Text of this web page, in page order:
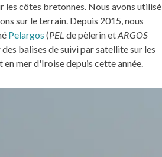
les côtes bretonnes. Nous avons utilisé
sur le terrain. Depuis 2015, nous
Pelargos (PEL de pèlerin etARGOS
balises de suivi par satellite sur les
en mer d'Iroise depuis cette année.